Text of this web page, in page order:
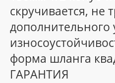
скручивается, не
дополнительного
форма шланга
ГАРАНТИЯ